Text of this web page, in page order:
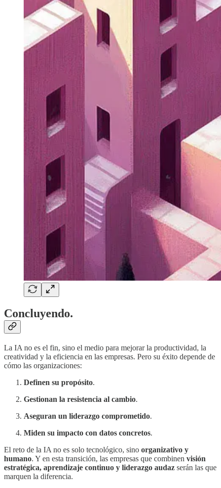
Concluyendo.
La IA no es el fin, sino el medio para mejorar la productividad, la
creatividad y la eficiencia en las empresas. Pero su éxito depende de
cómo las organizaciones:
Definen su propósito.
Gestionan la resistencia al cambio.
Aseguran un liderazgo comprometido.
Miden su impacto con datos concretos.
El reto de la IA no es solo tecnológico, sino organizativo y
humano. Y en esta transición, las empresas que combinen visión
estratégica, aprendizaje continuo y liderazgo audaz serán las que
marquen la diferencia.